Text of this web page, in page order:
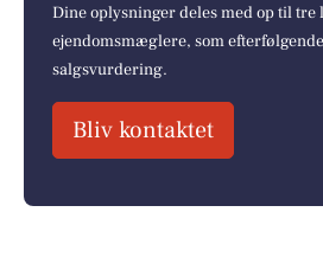
Dine oplysninger deles med op til tre
ejendomsmæglere, som
salgsvurdering.
Bliv kontaktet